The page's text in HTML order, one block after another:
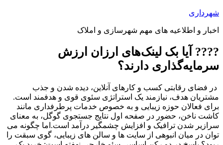
پرش
محتوا
شهرداری
اخبار و اطلاعیه های مهم شهرسازی و املاک
???? آیا بک لینک‌های ارزان ارزش
سرمایه‌گذاری دارند؟
در فضای رقابتی کسب و کارهای آنلاین، دیده شدن و جذب
مشتریان هدف، نیازمند یک استراتژی سئوی قوی و هدفمند است.
برای فعالان حوزه زیبایی و به خصوص خدمات پرطرفداری مانند
کاشت ناخن، حضور در صفحه اول نتایج جستجوی گوگل، به معنای
سرازیر شدن ترافیک و افزایش چشمگیر درآمد است.اما چگونه می
توان در میان انبوهی از سایت ها و سالن های زیبایی، گوی سبقت را